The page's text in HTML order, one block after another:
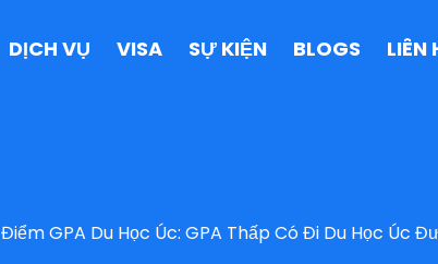
DỊCH VỤ VISA SỰ KIỆN BLOGS LIÊN
Điểm GPA Du Học Úc: GPA Thấp Có Đi Du Học Úc